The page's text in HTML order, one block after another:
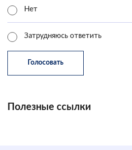
Нет
Затрудняюсь ответить
Полезные ссылки